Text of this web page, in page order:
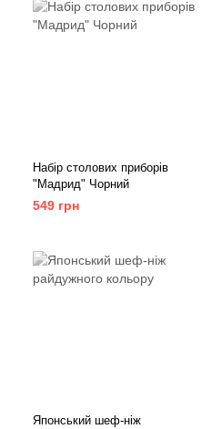
Набір столових приборів
"Мадрид" Чорний
549 грн
Японський шеф-ніж